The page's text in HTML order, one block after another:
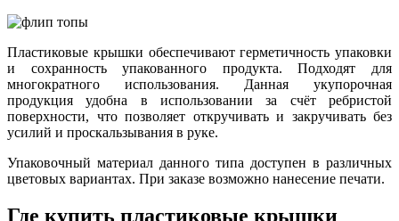
Пластиковые крышки обеспечивают герметичность упаковки
и сохранность упакованного продукта. Подходят для
многократного использования. Данная укупорочная
продукция удобна в использовании за счёт ребристой
поверхности, что позволяет откручивать и закручивать без
усилий и проскальзывания в руке.
Упаковочный материал данного типа доступен в различных
цветовых вариантах. При заказе возможно нанесение печати.
Где купить пластиковые крышки